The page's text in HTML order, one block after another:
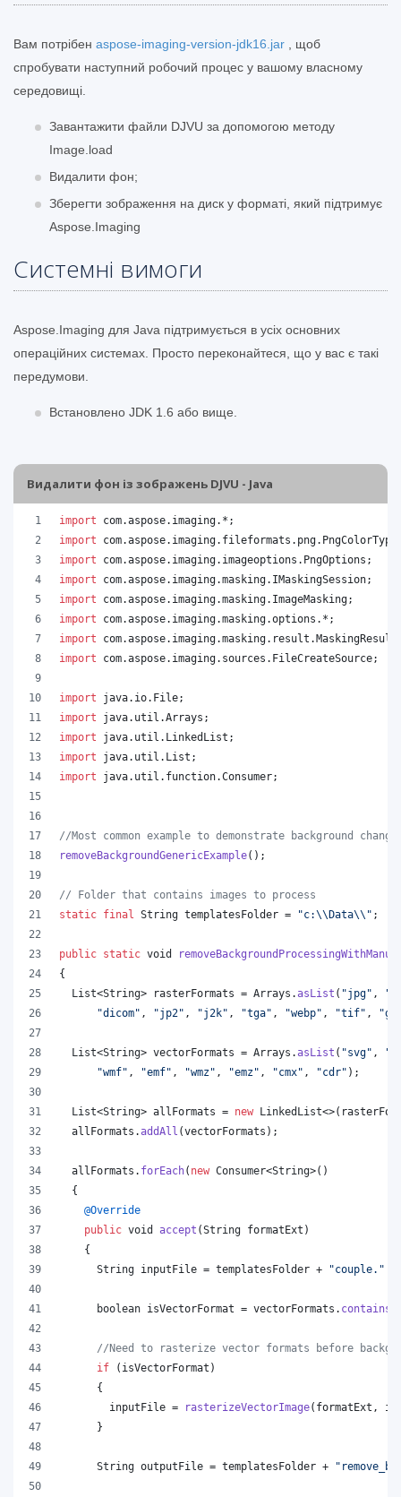
Вам потрібен aspose-imaging-version-jdk16.jar , щоб
спробувати наступний робочий процес у вашому власному
середовищі.
Завантажити файли DJVU за допомогою методу
Image.load
Видалити фон;
Зберегти зображення на диск у форматі, який підтримує
Aspose.Imaging
Системні вимоги
Aspose.Imaging для Java підтримується в усіх основних
операційних системах. Просто переконайтеся, що у вас є такі
передумови.
Встановлено JDK 1.6 або вище.
Видалити фон із зображень DJVU - Java
import com.aspose. imaging.*;
import
com.aspose. imaging. fileformats . png. PngColorType
import
com.aspose. imaging. imageoptions . PngOptions ;
import
com.aspose. imaging.masking. IMaskingSession;
import
com.aspose. imaging.masking. ImageMasking;
import
com.aspose. imaging.masking.options .*;
import
com.aspose. imaging.masking. result .MaskingResult
import
com.aspose. imaging. sources . FileCreateSource;
import java. io. File;
import
java. util .Arrays ;
import
java. util . LinkedList ;
import
java. util . List ;
import
java. util . function.Consumer;
//Most common example to demonstrate background
removeBackgroundGenericExample();
// Folder that contains images to process
static final String templatesFolder = "c:\\Data\\ " ;
public static void
{
List<String> rasterFormats = Arrays .asList ( "jpg" ,
"dicom" , "jp2" , "j2k" , "tga" , "webp" , "tif" ,
List<String> vectorFormats = Arrays .asList ( "svg" ,
"wmf" , "emf" , "wmz" , "emz" , "cmx" , "cdr" );
List<String> allFormats = new LinkedList<>(
allFormats .addAll (vectorFormats );
allFormats . forEach( new Consumer<String>()
  {
@Override
public void accept (String formatExt )
    {
String inputFile = templatesFolder + "couple."
boolean isVectorFormat = vectorFormats . contains
//Need to rasterize vector formats before
if ( isVectorFormat )
      {
inputFile = rasterizeVectorImage( formatExt ,
      }
String outputFile = templatesFolder +